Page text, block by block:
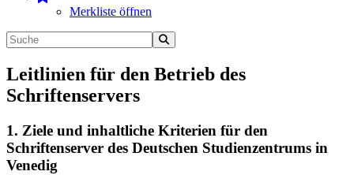
Merkliste öffnen
Leitlinien für den Betrieb des
Schriftenservers
1. Ziele und inhaltliche Kriterien für den
Schriftenserver des Deutschen Studienzentrums in
Venedig